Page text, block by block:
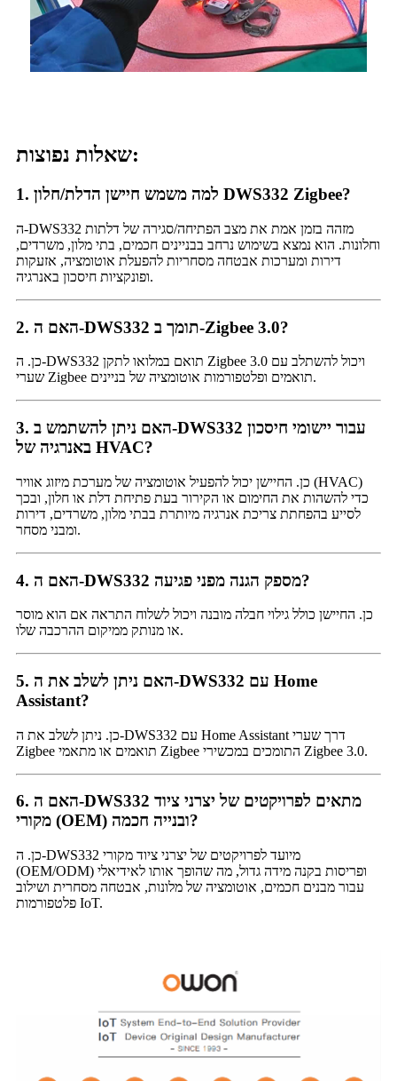
שאלות נפוצות:
1. למה משמש חיישן הדלת/חלון DWS332 Zigbee?
ה-DWS332 מזהה בזמן אמת את מצב הפתיחה/סגירה של דלתות
וחלונות. הוא נמצא בשימוש נרחב בבניינים חכמים, בתי מלון, משרדים,
דירות ומערכות אבטחה מסחריות להפעלת אוטומציה, אזעקות
ופונקציות חיסכון באנרגיה.
2. האם ה-DWS332 תומך ב-Zigbee 3.0?
כן. ה-DWS332 תואם במלואו לתקן Zigbee 3.0 ויכול להשתלב עם
שערי Zigbee תואמים ופלטפורמות אוטומציה של בניינים.
3. האם ניתן להשתמש ב-DWS332 עבור יישומי חיסכון
באנרגיה של HVAC?
כן. החיישן יכול להפעיל אוטומציה של מערכת מיזוג אוויר (HVAC)
כדי להשהות את החימום או הקירור בעת פתיחת דלת או חלון, ובכך
לסייע בהפחתת צריכת אנרגיה מיותרת בבתי מלון, משרדים, דירות
ומבני מסחר.
4. האם ה-DWS332 מספק הגנה מפני פגיעה?
כן. החיישן כולל גילוי חבלה מובנה ויכול לשלוח התראה אם ​​הוא מוסר
או מנותק ממיקום ההרכבה שלו.
5. האם ניתן לשלב את ה-DWS332 עם Home
Assistant?
כן. ניתן לשלב את ה-DWS332 עם Home Assistant דרך שערי
Zigbee תואמים או מתאמי Zigbee התומכים במכשירי Zigbee 3.0.
6. האם ה-DWS332 מתאים לפרויקטים של יצרני ציוד
מקורי (OEM) ובנייה חכמה?
כן. ה-DWS332 מיועד לפרויקטים של יצרני ציוד מקורי
(OEM/ODM) ופריסות בקנה מידה גדול, מה שהופך אותו לאידיאלי
עבור מבנים חכמים, אוטומציה של מלונות, אבטחה מסחרית ושילוב
פלטפורמות IoT.